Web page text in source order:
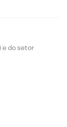
e do setor